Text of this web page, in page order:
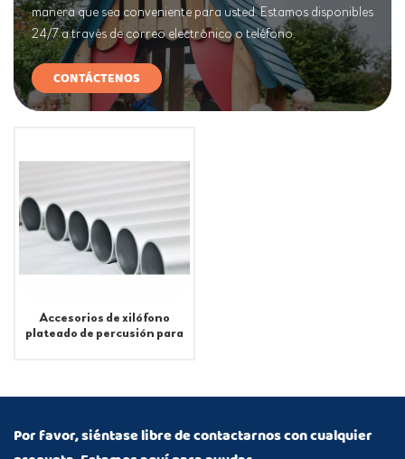
manera que sea conveniente para usted. Estamos disponibles
24/7 a través de correo electrónico o teléfono.
CONTÁCTENOS
Accesorios de xilófono
plateado de percusión para
Por favor, siéntase libre de contactarnos con cualquier